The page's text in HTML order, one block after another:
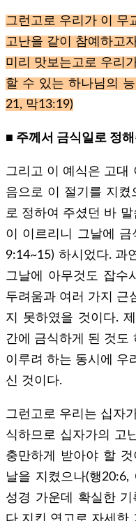
그런고로 우리가 이 무
고난을 같이 참예하고
미리 맛보는고로 우리
할 수 있는 하나님의
21, 막13:19)
■ 주께서 금식일로 정
그리고 이 예식은 고대
음으로 이 절기를 지켰
로 정하여 주셨던 바
이 이르리니 그날에
9:14~15) 하시었다. 과
그날에 아무것도 잡수
두려움과 여러 가지 근
지 못하였을 것이다.
간에 금식하게 된 것도
이루려 하는 동시에 우
신 것이다.
그런고로 우리는 십자
식하므로 십자가의 고
충만하게 받아야 할
날을 지켰으나(행
성경 가운데 확실한